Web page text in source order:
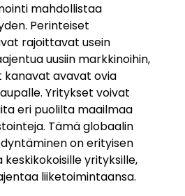
mahdollistaa
Perinteiset
rajoittavat usein
uusiin markkinoihin,
avavat ovia
Yritykset voivat
eri puolilta maailmaa
Tämä globaalin
on erityisen
yrityksille,
liiketoimintaansa.